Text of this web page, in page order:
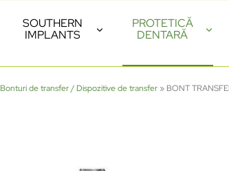
SOUTHERN
IMPLANTS
PROTETICĂ
DENTARĂ
Bonturi de transfer / Dispozitive de transfer » BONT